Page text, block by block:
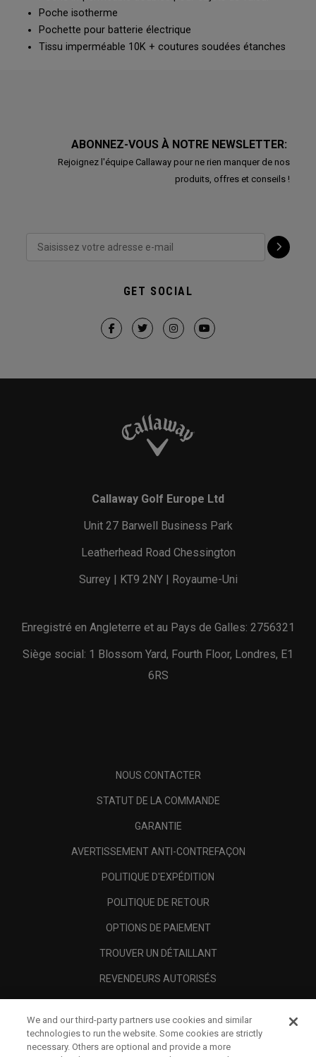
Poche isotherme
Pochette pour batterie électrique
Tissu imperméable 10K + coutures soudées étanches
ABONNEZ-VOUS À NOTRE NEWSLETTER:
Rejoignez l'équipe Callaway pour ne rien manquer de nos
produits, offres et conseils !
GET SOCIAL
Callaway Golf Europe Ltd
Unit 27 Barwell Business Park
Leatherhead Road Chessington
Surrey | KT9 2NY | Royaume-Uni
Enregistré en Angleterre et au Pays de Galles: 2756321
Siège social: 1 Blossom Yard, Fourth Floor, Londres, E1
6RS
NOUS CONTACTER
STATUT DE LA COMMANDE
GARANTIE
AVERTISSEMENT ANTI-CONTREFAÇON
POLITIQUE D'EXPÉDITION
POLITIQUE DE RETOUR
OPTIONS DE PAIEMENT
TROUVER UN DÉTAILLANT
REVENDEURS AUTORISÉS
A PROPOS
We and our third-party partners use cookies and similar
technologies to run the website. Some cookies are strictly
necessary. Others are optional and provide a more